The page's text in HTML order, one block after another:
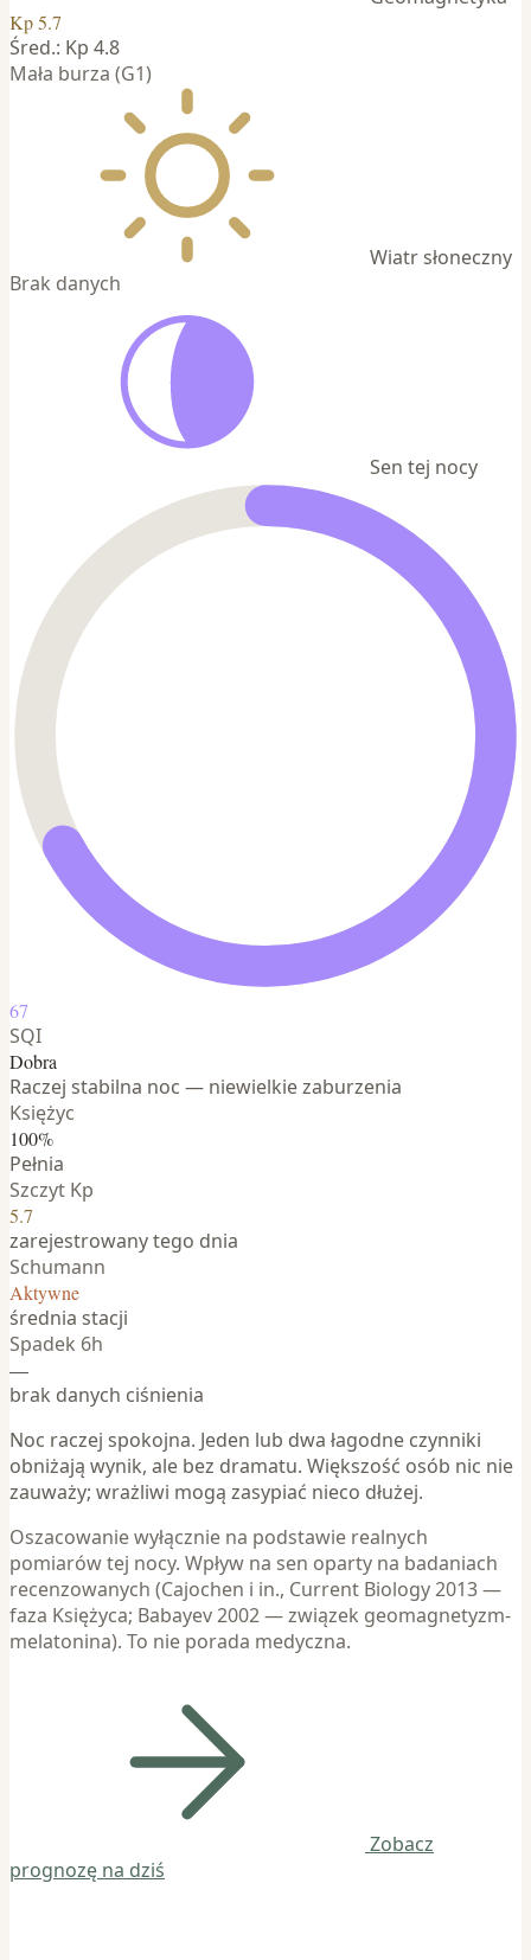
Kp 5.7
Śred.: Kp 4.8
Mała burza (G1)
Wiatr słoneczny
Brak danych
Sen tej nocy
67
SQI
Dobra
Raczej stabilna noc — niewielkie zaburzenia
Księżyc
100%
Pełnia
Szczyt Kp
5.7
zarejestrowany tego dnia
Schumann
Aktywne
średnia stacji
Spadek 6h
—
brak danych ciśnienia
Noc raczej spokojna. Jeden lub dwa łagodne czynniki
obniżają wynik, ale bez dramatu. Większość osób nic nie
zauważy; wrażliwi mogą zasypiać nieco dłużej.
Oszacowanie wyłącznie na podstawie realnych
pomiarów tej nocy. Wpływ na sen oparty na badaniach
recenzowanych (Cajochen i in., Current Biology 2013 —
faza Księżyca; Babayev 2002 — związek geomagnetyzm-
melatonina). To nie porada medyczna.
Zobacz
prognozę na dziś